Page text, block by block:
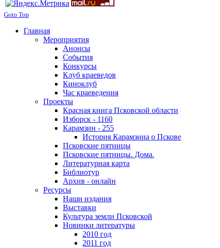
Goto Top
Главная
Мероприятия
Анонсы
События
Конкурсы
Клуб краеведов
Киноклуб
Час краеведения
Проекты
Красная книга Псковской области
Изборск - 1160
Карамзин - 255
История Карамзина о Пскове
Псковские пятницы
Псковские пятницы. Дома.
Литературная карта
Библиотур
Архив - онлайн
Ресурсы
Наши издания
Выставки
Культура земли Псковской
Новинки литературы
2010 год
2011 год